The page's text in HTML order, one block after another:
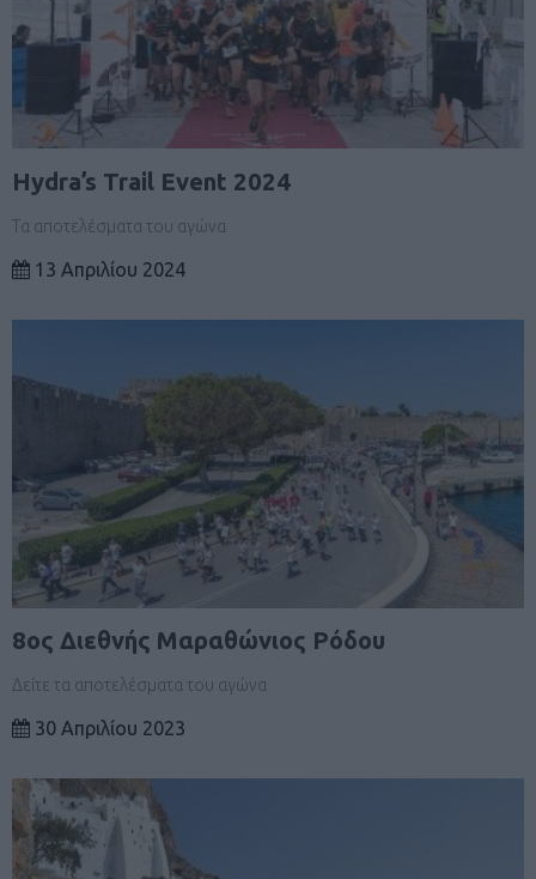
Hydra’s Trail Event 2024
Τα αποτελέσματα του αγώνα
13 Απριλίου 2024
8ος Διεθνής Μαραθώνιος Ρόδου
Δείτε τα αποτελέσματα του αγώνα
30 Απριλίου 2023